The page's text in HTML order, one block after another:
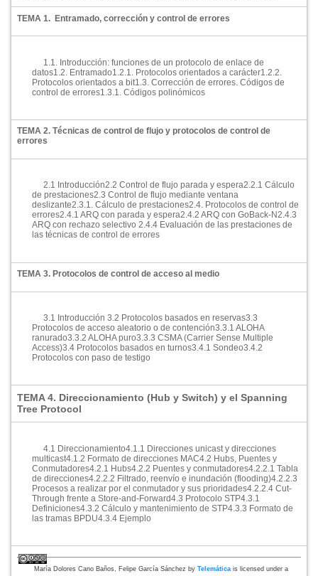
TEMA 1. Entramado, corrección y control de errores
1.1. Introducción: funciones de un protocolo de enlace de
datos1.2. Entramado1.2.1. Protocolos orientados a carácter1.2.2.
Protocolos orientados a bit1.3. Corrección de errores. Códigos de
control de errores1.3.1. Códigos polinómicos
TEMA 2. Técnicas de control de flujo y protocolos de control de
errores
2.1 Introducción2.2 Control de flujo parada y espera2.2.1 Cálculo
de prestaciones2.3 Control de flujo mediante ventana
deslizante2.3.1. Cálculo de prestaciones2.4. Protocolos de control de
errores2.4.1 ARQ con parada y espera2.4.2 ARQ con GoBack-N2.4.3
ARQ con rechazo selectivo 2.4.4 Evaluación de las prestaciones de
las técnicas de control de errores
TEMA 3. Protocolos de control de acceso al medio
3.1 Introducción 3.2 Protocolos basados en reservas3.3
Protocolos de acceso aleatorio o de contención3.3.1 ALOHA
ranurado3.3.2 ALOHA puro3.3.3 CSMA (Carrier Sense Multiple
Access)3.4 Protocolos basados en turnos3.4.1 Sondeo3.4.2
Protocolos con paso de testigo
TEMA 4. Direccionamiento (Hub y Switch) y el Spanning
Tree Protocol
4.1 Direccionamiento4.1.1 Direcciones unicast y direcciones
multicast4.1.2 Formato de direcciones MAC4.2 Hubs, Puentes y
Conmutadores4.2.1 Hubs4.2.2 Puentes y conmutadores4.2.2.1 Tabla
de direcciones4.2.2.2 Filtrado, reenví­o e inundación (flooding)4.2.2.3
Procesos a realizar por el conmutador y sus prioridades4.2.2.4 Cut-
Through frente a Store-and-Forward4.3 Protocolo STP4.3.1
Definiciones4.3.2 Cálculo y mantenimiento de STP4.3.3 Formato de
las tramas BPDU4.3.4 Ejemplo
María Dolores Cano Baños, Felipe García Sánchez by Telemáticais licensed under a